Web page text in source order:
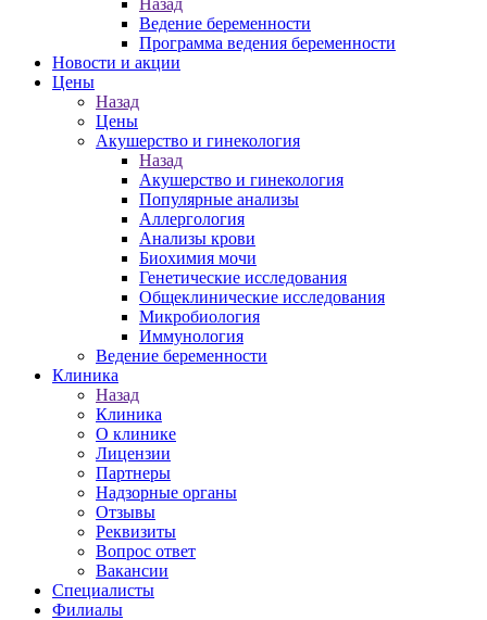
Назад
Ведение беременности
Программа ведения беременности
Новости и акции
Цены
Назад
Цены
Акушерство и гинекология
Назад
Акушерство и гинекология
Популярные анализы
Аллергология
Анализы крови
Биохимия мочи
Генетические исследования
Общеклинические исследования
Микробиология
Иммунология
Ведение беременности
Клиника
Назад
Клиника
О клинике
Лицензии
Партнеры
Надзорные органы
Отзывы
Реквизиты
Вопрос ответ
Вакансии
Специалисты
Филиалы